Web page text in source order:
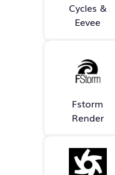
Cycles &
Eevee
Fstorm
Render